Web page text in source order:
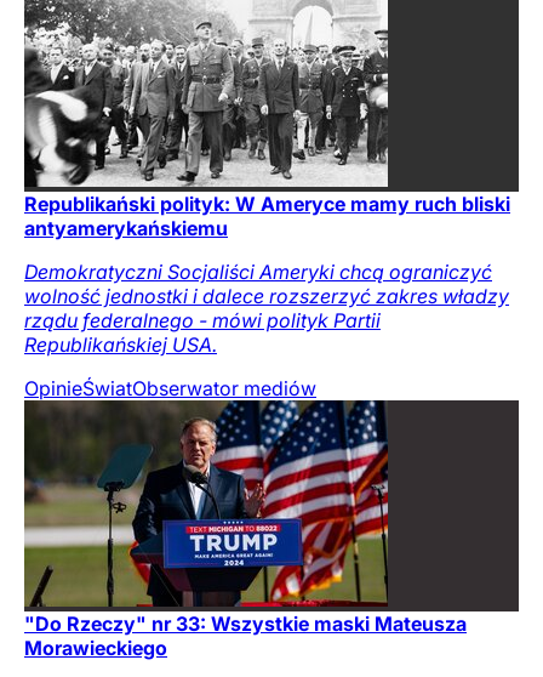
Republikański polityk: W Ameryce mamy ruch bliski
antyamerykańskiemu
Demokratyczni Socjaliści Ameryki chcą ograniczyć
wolność jednostki i dalece rozszerzyć zakres władzy
rządu federalnego - mówi polityk Partii
Republikańskiej USA.
OpinieŚwiatObserwator mediów
"Do Rzeczy" nr 33: Wszystkie maski Mateusza
Morawieckiego